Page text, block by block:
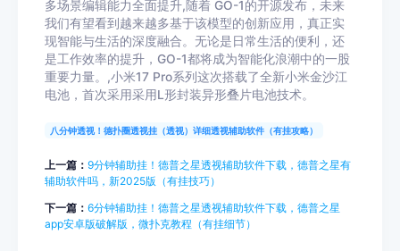
多场景编辑能力全面提升,随着 GO-1的开源发布，未来
我们有望看到越来越多基于该模型的创新应用，真正实
现智能与生活的深度融合。无论是日常生活的便利，还
是工作效率的提升，GO-1都将成为智能化浪潮中的一股
重要力量。,小米17 Pro系列这次搭载了全新小米金沙江
电池，首次采用采用L形封装异形叠片电池技术。
八分钟透视！德扑圈透视挂（透视）详细透视辅助软件（有挂攻略）
上一篇： 9分钟辅助挂！德普之星透视辅助软件下载，德普之星有
辅助软件吗，新2025版（有挂技巧）
下一篇： 6分钟辅助挂！德普之星透视辅助软件下载，德普之星
app安卓版破解版，微扑克教程（有挂细节）